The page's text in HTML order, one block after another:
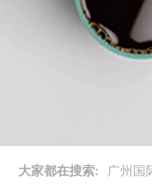
大家都在搜索: 广州国